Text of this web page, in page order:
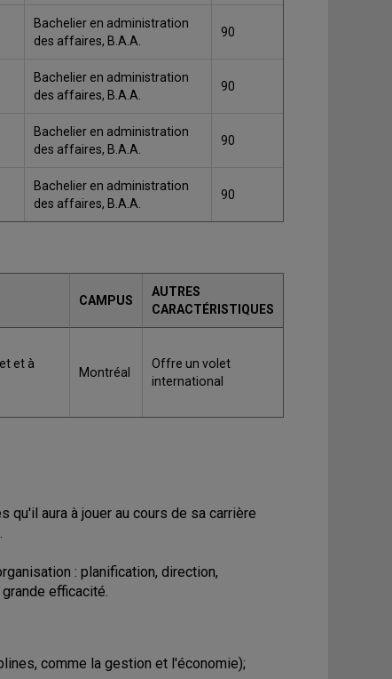
Bachelier en administration
des affaires, B.A.A.
90
Bachelier en administration
des affaires, B.A.A.
90
Bachelier en administration
des affaires, B.A.A.
90
Bachelier en administration
des affaires, B.A.A.
90
CAMPUS
AUTRES
CARACTÉRISTIQUES
et à
Montréal
Offre un volet
international
aura à jouer au cours de sa carrière
: planification, direction,
efficacité.
comme la gestion et l'économie);